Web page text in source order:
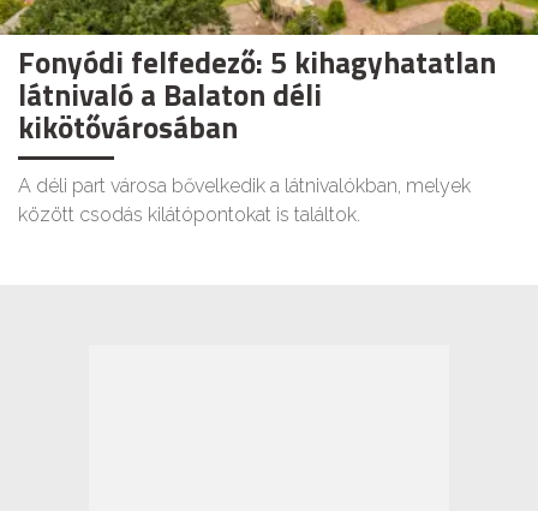
Fonyódi felfedező: 5 kihagyhatatlan
látnivaló a Balaton déli
kikötővárosában
A déli part városa bővelkedik a látnivalókban, melyek
között csodás kilátópontokat is találtok.